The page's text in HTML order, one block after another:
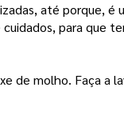
até porque, é
para que
de molho. Faça